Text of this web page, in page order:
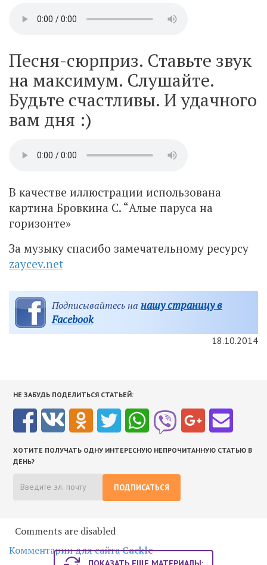
Песня-сюрприз. Ставьте звук
на максимум. Слушайте.
Будьте счастливы. И удачного
вам дня :)
В качестве иллюстрации использована
картина Бровкина С. “Алые паруса на
горизонте»
За музыку спасибо замечательному ресурсу
zaycev.net
Подписывайтесь на нашу страницу в
Facebook
18.10.2014
НЕ ЗАБУДЬ ПОДЕЛИТЬСЯ СТАТЬЕЙ:
ХОТИТЕ ПОЛУЧАТЬ ОДНУ ИНТЕРЕСНУЮ НЕПРОЧИТАННУЮ СТАТЬЮ В
ДЕНЬ?
ПОДПИСАТЬСЯ
Comments are disabled
Комментарии для сайтаCackle